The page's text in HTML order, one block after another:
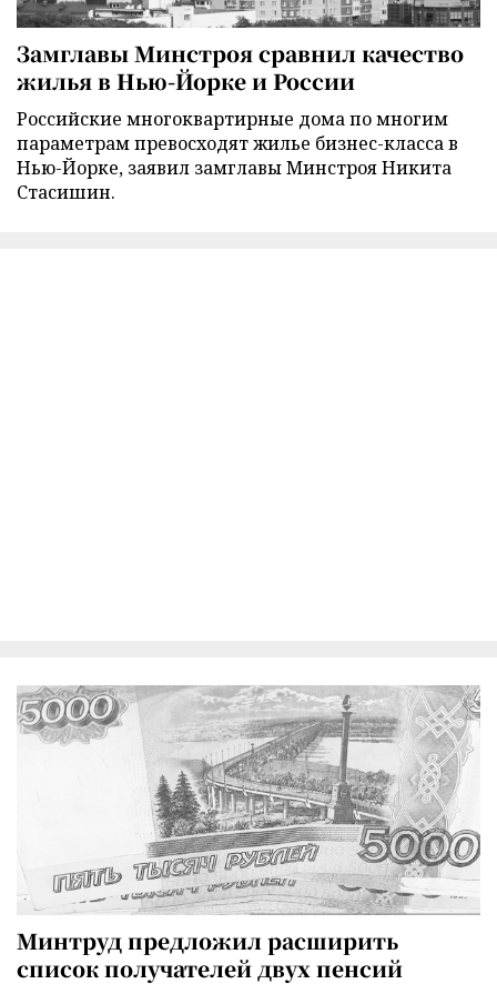
Замглавы Минстроя сравнил качество
жилья в Нью-Йорке и России
Российские многоквартирные дома по многим
параметрам превосходят жилье бизнес-класса в
Нью-Йорке, заявил замглавы Минстроя Никита
Стасишин.
Минтруд предложил расширить
список получателей двух пенсий